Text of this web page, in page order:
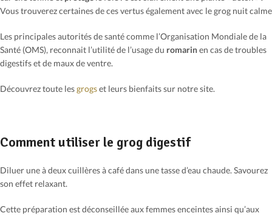
Vous trouverez certaines de ces vertus également avec le grog nuit calme
Les principales autorités de santé comme l’Organisation Mondiale de la
Santé (OMS), reconnait l’utilité de l’usage du romarinen cas de troubles
digestifs et de maux de ventre.
Découvrez toute lesgrogset leurs bienfaits sur notre site.
Comment utiliser le grog digestif
Diluer une à deux cuillères à café dans une tasse d’eau chaude. Savourez
son effet relaxant.
Cette préparation est déconseillée aux femmes enceintes ainsi qu’aux